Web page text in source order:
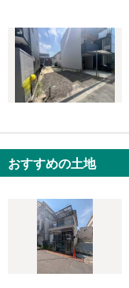
る
おすすめの土地